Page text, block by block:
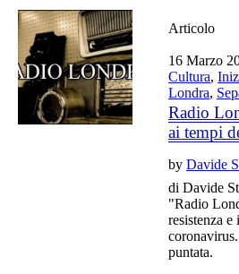
Articolo
16 Marzo
Cultura,
Londra,
Radio
ai tempi
byDavide
di Davide
"Radio
resistenza
puntata.